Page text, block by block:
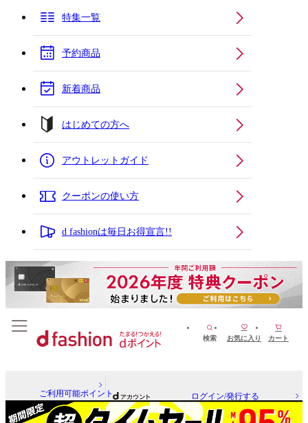
特集一覧
予約商品
新着商品
はじめての方へ
アウトレットガイド
クーポンの使い方
d fashionは毎日お得宣言!!
検索 お気に入り カート
ご利用可能ポイント ログイン/発行する